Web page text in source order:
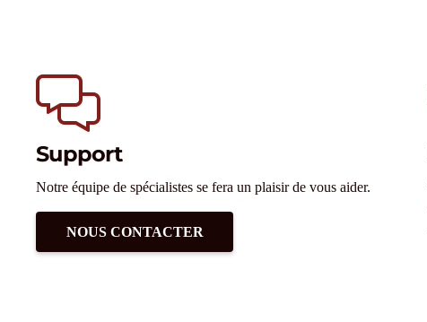
Support
Notre équipe de spécialistes se fera un plaisir de vous aider.
NOUS CONTACTER